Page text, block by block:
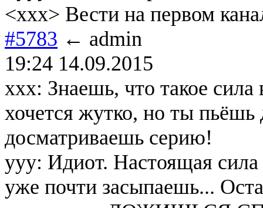
<xxx> Вести на первом
#5783 ← admin
19:24 14.09.2015
xxx: Знаешь, что такое сила
хочется жутко, но ты
досматриваешь серию!
yyy: Идиот. Настоящая
уже почти засыпаешь...